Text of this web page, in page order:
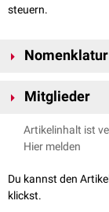
steuern.
Nomenklatur
Einbuchstabencode
Positionen innerhalb
ATP).
Mitglieder
WNK1
WNK3
WNK4
Artikelinhalt ist
Hier melden
Du kannst den
klickst.